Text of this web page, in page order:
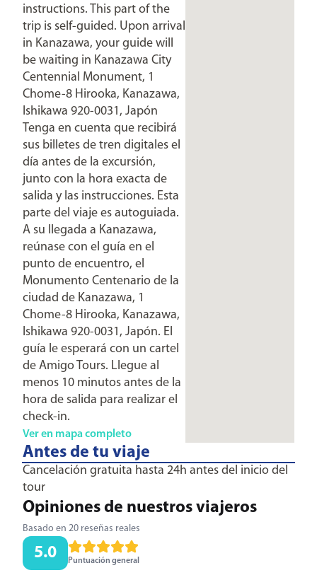
instructions. This part of the
trip is self-guided. Upon arrival
in Kanazawa, your guide will
be waiting in Kanazawa City
Centennial Monument, 1
Chome-8 Hirooka, Kanazawa,
Ishikawa 920-0031, Japón
Tenga en cuenta que recibirá
sus billetes de tren digitales el
día antes de la excursión,
junto con la hora exacta de
salida y las instrucciones. Esta
parte del viaje es autoguiada.
A su llegada a Kanazawa,
reúnase con el guía en el
punto de encuentro, el
Monumento Centenario de la
ciudad de Kanazawa, 1
Chome-8 Hirooka, Kanazawa,
Ishikawa 920-0031, Japón. El
guía le esperará con un cartel
de Amigo Tours. Llegue al
menos 10 minutos antes de la
hora de salida para realizar el
check-in.
Ver en mapa completo
Antes de tu viaje
Cancelación gratuita hasta 24h antes del inicio del
tour
Opiniones de nuestros viajeros
Basado en 20 reseñas reales
5.0 Puntuación general